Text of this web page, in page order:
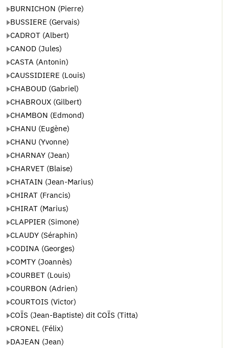
BURNICHON (Pierre)
BUSSIERE (Gervais)
CADROT (Albert)
CANOD (Jules)
CASTA (Antonin)
CAUSSIDIERE (Louis)
CHABOUD (Gabriel)
CHABROUX (Gilbert)
CHAMBON (Edmond)
CHANU (Eugène)
CHANU (Yvonne)
CHARNAY (Jean)
CHARVET (Blaise)
CHATAIN (Jean-Marius)
CHIRAT (Francis)
CHIRAT (Marius)
CLAPPIER (Simone)
CLAUDY (Séraphin)
CODINA (Georges)
COMTY (Joannès)
COURBET (Louis)
COURBON (Adrien)
COURTOIS (Victor)
COÏS (Jean-Baptiste) dit COÏS (Titta)
CRONEL (Félix)
DAJEAN (Jean)